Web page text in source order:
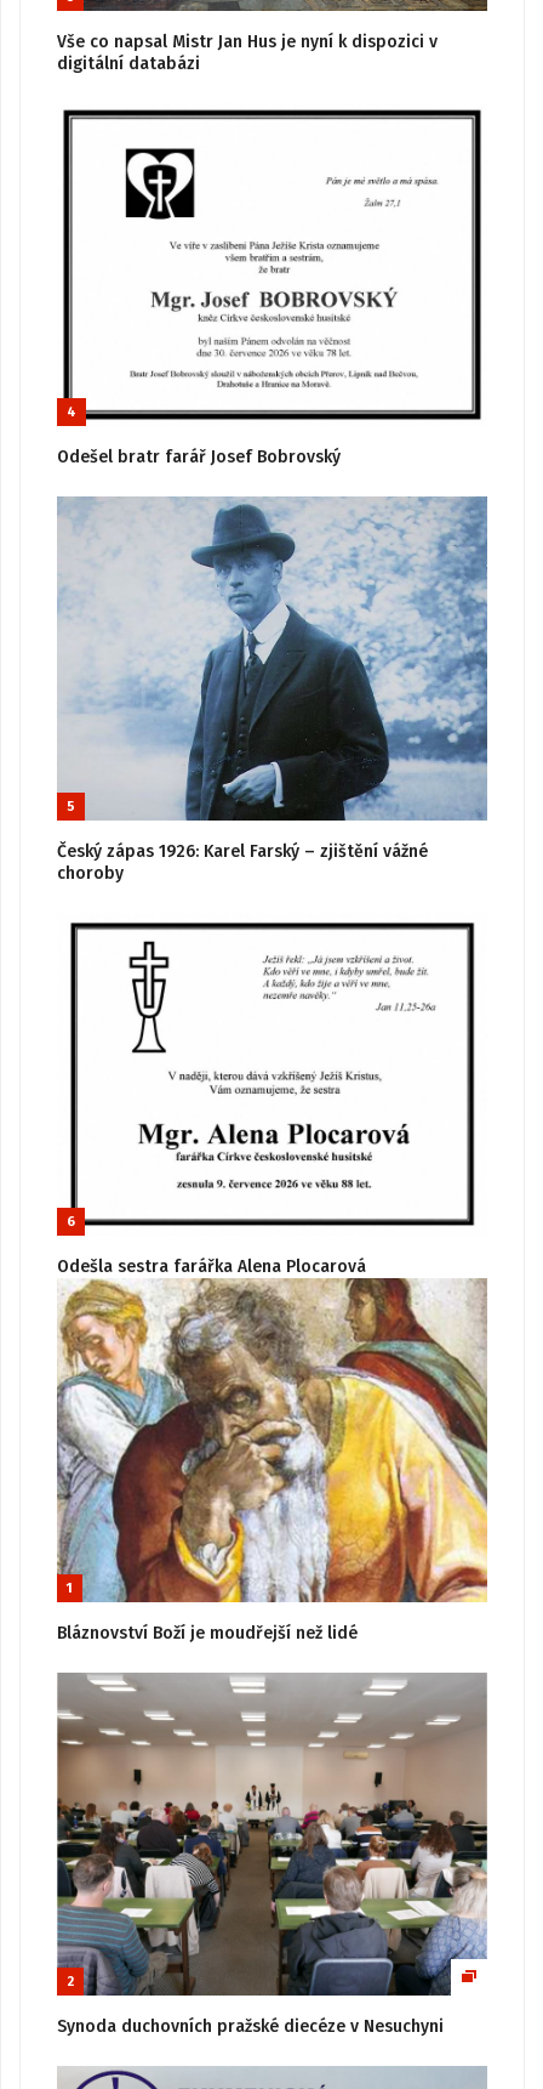
Vše co napsal Mistr Jan Hus je nyní k dispozici v
digitální databázi
4
Odešel bratr farář Josef Bobrovský
5
Český zápas 1926: Karel Farský – zjištění vážné
choroby
6
Odešla sestra farářka Alena Plocarová
1
Bláznovství Boží je moudřejší než lidé
2
Synoda duchovních pražské diecéze v Nesuchyni